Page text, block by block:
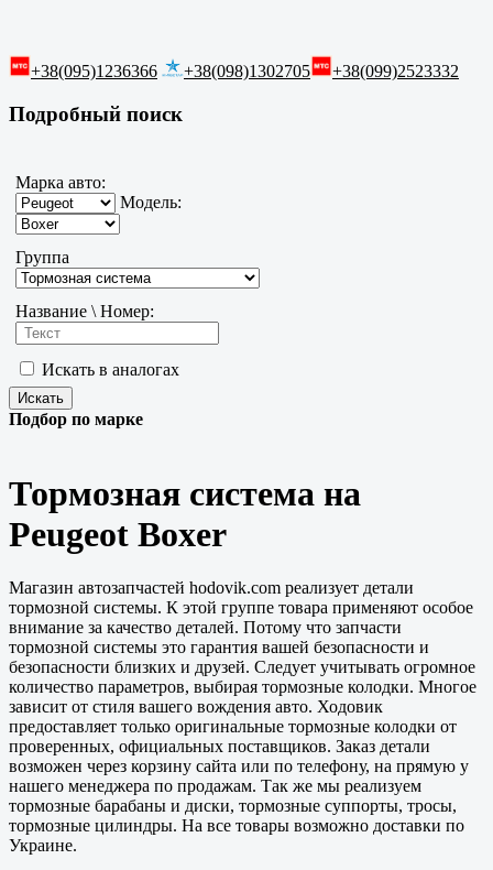
+38(095)1236366 +38(098)1302705 +38(099)2523332
Подробный поиск
Марка авто:
Модель:
Группа
Название \ Номер:
Искать в аналогах
Подбор по марке
Тормозная система на
Peugeot Boxer
Магазин автозапчастей hodovik.com реализует детали
тормозной системы. К этой группе товара применяют особое
внимание за качество деталей. Потому что запчасти
тормозной системы это гарантия вашей безопасности и
безопасности близких и друзей. Следует учитывать огромное
количество параметров, выбирая тормозные колодки. Многое
зависит от стиля вашего вождения авто. Ходовик
предоставляет только оригинальные тормозные колодки от
проверенных, официальных поставщиков. Заказ детали
возможен через корзину сайта или по телефону, на прямую у
нашего менеджера по продажам. Так же мы реализуем
тормозные барабаны и диски, тормозные суппорты, тросы,
тормозные цилиндры. На все товары возможно доставки по
Украине.